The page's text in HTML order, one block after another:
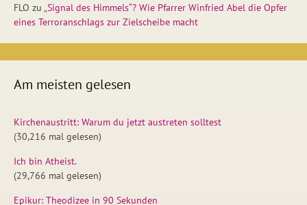
FLO zu „Signal des Himmels“? Wie Pfarrer Winfried Abel die Opfer
eines Terroranschlags zur Zielscheibe macht
Am meisten gelesen
Kirchenaustritt: Warum du jetzt austreten solltest
(30,216 mal gelesen)
Ich bin Atheist.
(29,766 mal gelesen)
Epikur: Theodizee in 90 Sekunden